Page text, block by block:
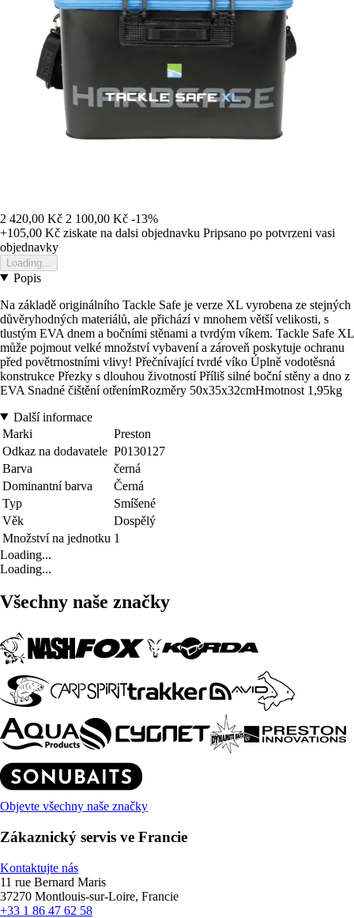
2 420,00 Kč 2 100,00 Kč -13%
+105,00 Kč ziskate na dalsi objednavku Pripsano po potvrzeni vasi
objednavky
Loading...
Popis
Na základě originálního Tackle Safe je verze XL vyrobena ze stejných
důvěryhodných materiálů, ale přichází v mnohem větší velikosti, s
tlustým EVA dnem a bočními stěnami a tvrdým víkem. Tackle Safe XL
může pojmout velké množství vybavení a zároveň poskytuje ochranu
před povětrnostními vlivy! Přečnívající tvrdé víko Úplně vodotěsná
konstrukce Přezky s dlouhou životností Příliš silné boční stěny a dno z
EVA Snadné čištění otřenímRozměry 50x35x32cmHmotnost 1,95kg
Další informace
Marki
Preston
Odkaz na dodavatele P0130127
Barva
černá
Dominantní barva
Černá
Typ
Smíšené
Věk
Dospělý
Množství na jednotku 1
Loading...
Loading...
Všechny naše značky
Objevte všechny naše značky
Zákaznický servis ve Francie
Kontaktujte nás
11 rue Bernard Maris
37270 Montlouis-sur-Loire, Francie
+33 1 86 47 62 58